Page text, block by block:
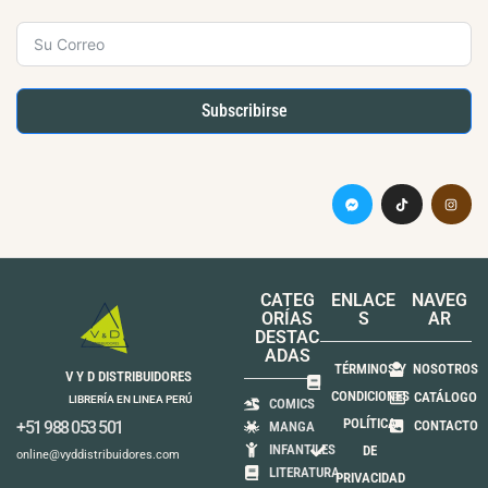
Subscribirse
V Y D DISTRIBUIDORES
LIBRERÍA EN LINEA PERÚ
+51 988 053 501
online@vyddistribuidores.com
CATEG
ORÍAS
DESTAC
ADAS
COMICS
MANGA
INFANTILES
LITERATURA
ENLACE
S
TÉRMINOS Y
CONDICIONES
POLÍTICA
DE
PRIVACIDAD
NAVEG
AR
NOSOTROS
CATÁLOGO
CONTACTO